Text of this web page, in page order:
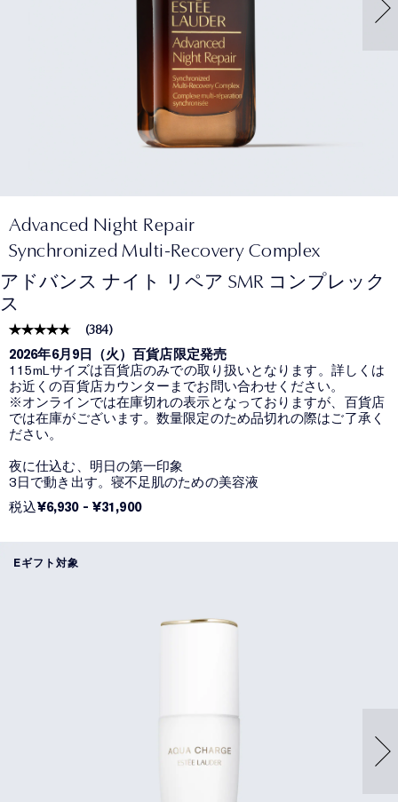
Advanced Night Repair
Synchronized Multi-Recovery Complex
アドバンス ナイト リペア SMR コンプレック
ス
(384)
2026年6月9日（火）百貨店限定発売
115mLサイズは百貨店のみでの取り扱いとなります。詳しくは
お近くの百貨店カウンターまでお問い合わせください。
※オンラインでは在庫切れの表示となっておりますが、百貨店
では在庫がございます。数量限定のため品切れの際はご了承く
ださい。
夜に仕込む、明日の第一印象
3日で動き出す。寝不足肌のための美容液
税込¥6,930- ¥31,900
Eギフト対象